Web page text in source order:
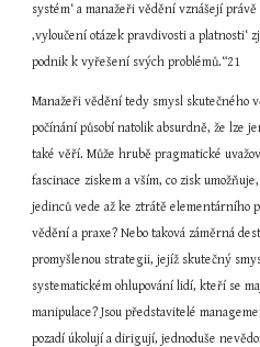
systém‘ a manažeři vědění vznášejí
‚vyloučení otázek pravdivosti a
podnik k vyřešení svých problémů.“21
Manažeři vědění tedy smysl skutečného
počínání působí natolik absurdně, že lze
také věří. Může hrubě pragmatické
fascinace ziskem a vším, co zisk
jedinců vede až ke ztrátě elementárního
vědění a praxe? Nebo taková záměrná
promyšlenou strategii, jejíž skutečný
systematickém ohlupování lidí, kteří se
manipulace? Jsou představitelé
pozadí úkolují a dirigují, jednoduše